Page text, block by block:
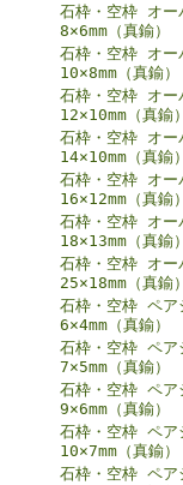
石枠・空枠 オー
8×6mm（真鍮）
石枠・空枠 オー
10×8mm（真鍮）
石枠・空枠 オー
12×10mm（真鍮）
石枠・空枠 オー
14×10mm（真鍮）
石枠・空枠 オー
16×12mm（真鍮）
石枠・空枠 オー
18×13mm（真鍮）
石枠・空枠 オー
25×18mm（真鍮）
石枠・空枠 ペア
6×4mm（真鍮）
石枠・空枠 ペア
7×5mm（真鍮）
石枠・空枠 ペア
9×6mm（真鍮）
石枠・空枠 ペア
10×7mm（真鍮）
石枠・空枠 ペア